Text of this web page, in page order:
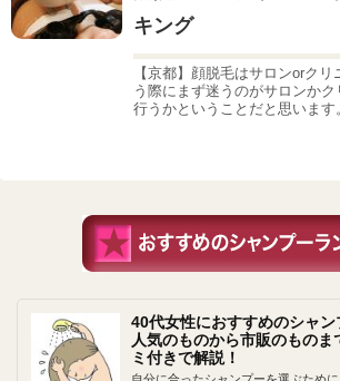
キング
【京都】顔脱毛はサロンorク
う際にまず迷うのがサロンか
行うかということだと思います
40代女性におすすめのシャン
人気のものから市販のものま
ミ付きで解説！